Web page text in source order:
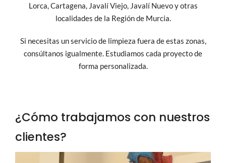
Lorca, Cartagena, Javalí Viejo, Javalí Nuevo y otras
localidades de la Región de Murcia.
Si necesitas un servicio de limpieza fuera de estas zonas,
consúltanos igualmente. Estudiamos cada proyecto de
forma personalizada.
¿Cómo trabajamos con nuestros
clientes?